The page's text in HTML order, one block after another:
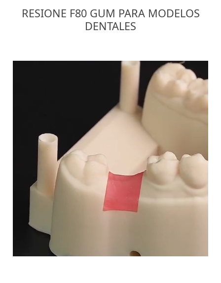
RESIONE F80 GUM PARA MODELOS
DENTALES